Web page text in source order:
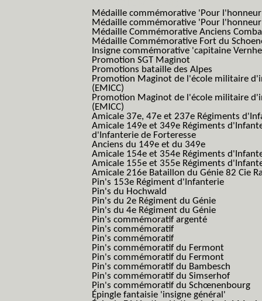
Médaille commémorative 'Pour
Médaille commémorative 'Pour
Médaille Commémorative Anciens
Médaille Commémorative Fort du
Insigne commémorative 'capitaine
Promotion SGT Maginot
Promotions bataille des Alpes
Promotion Maginot de l'école militaire
(EMICC)
Promotion Maginot de l'école militaire
(EMICC)
Amicale 37e, 47e et 237e Régiments
Amicale 149e et 349e Régiments
d'Infanterie de Forteresse
Anciens du 149e et du 349e
Amicale 154e et 354e Régiments
Amicale 155e et 355e Régiments
Amicale 216e Bataillon du Génie 82 Cie
Pin's 153e Régiment d'Infanterie
Pin's du Hochwald
Pin's du 2e Régiment du Génie
Pin's du 4e Régiment du Génie
Pin's commémoratif argenté
Pin's commémoratif
Pin's commémoratif
Pin's commémoratif du Fermont
Pin's commémoratif du Fermont
Pin's commémoratif du Bambesch
Pin's commémoratif du Simserhof
Pin's commémoratif du Schœnenbourg
Épingle fantaisie 'insigne général'